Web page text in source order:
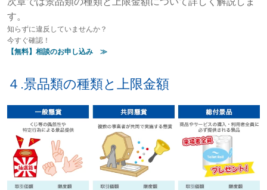
す。
知らずに違反していませんか？
今すぐ確認！
【無料】相談のお申し込み ≫
４.景品類の種類と上限金額